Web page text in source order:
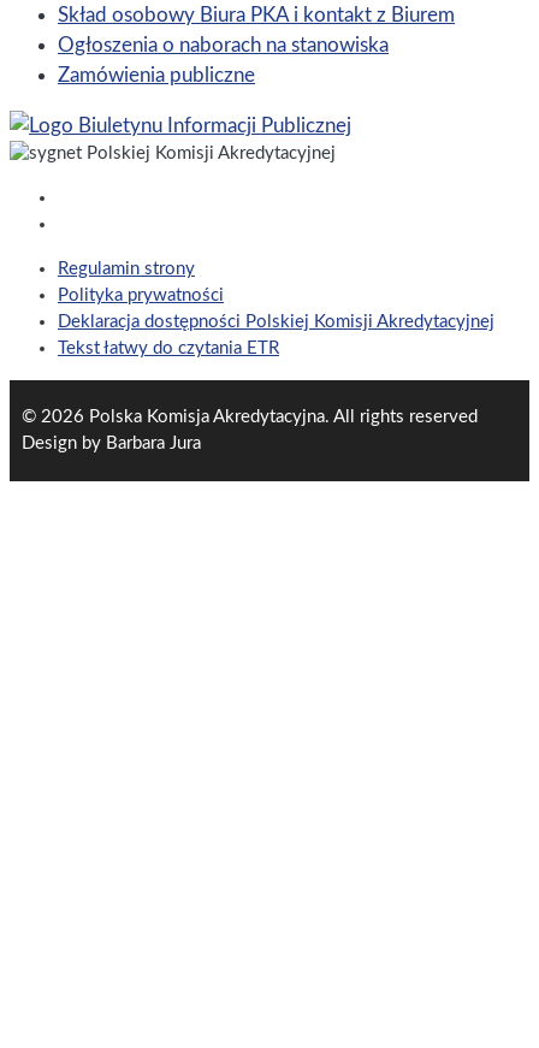
Skład osobowy Biura PKA i kontakt z Biurem
Ogłoszenia o naborach na stanowiska
Zamówienia publiczne
Regulamin strony
Polityka prywatności
Deklaracja dostępności Polskiej Komisji Akredytacyjnej
Tekst łatwy do czytania ETR
© 2026 Polska Komisja Akredytacyjna. All rights reserved
Design by Barbara Jura